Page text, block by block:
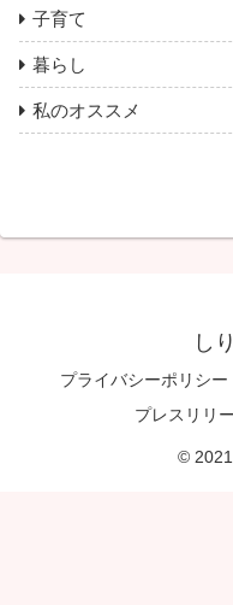
子育て
暮らし
私のオススメ
し
プライバシーポリシー
プレスリリ
©